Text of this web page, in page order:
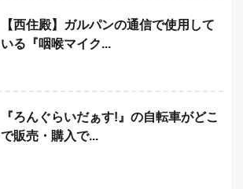
【西住殿】ガルパンの通信で使用して
いる『咽喉マイク...
『ろんぐらいだぁす!』の自転車がどこ
で販売・購入で...